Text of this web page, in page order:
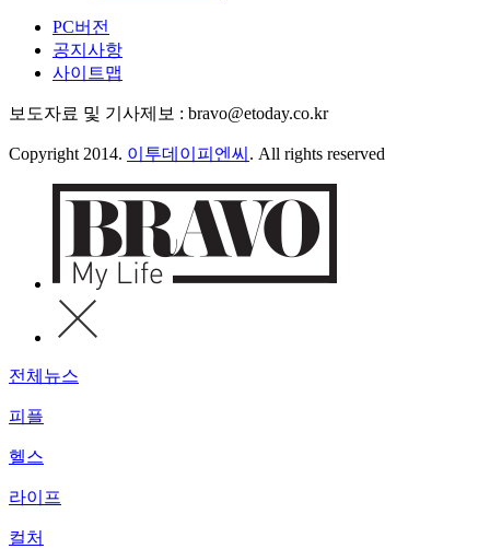
PC버전
공지사항
사이트맵
보도자료 및 기사제보 : bravo@etoday.co.kr
Copyright 2014. 이투데이피엔씨 . All rights reserved
전체뉴스
피플
헬스
라이프
컬처